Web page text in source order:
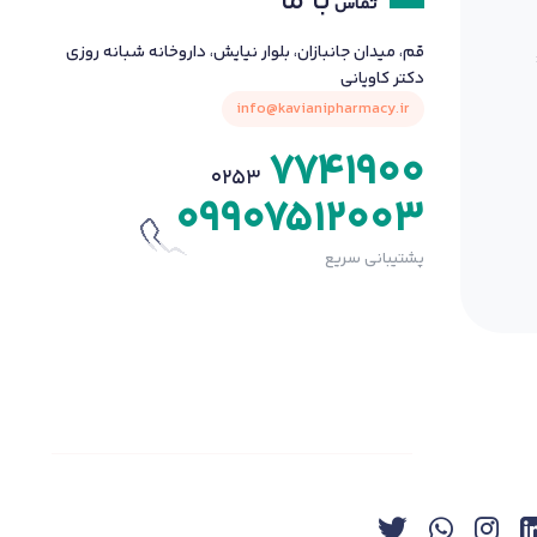
قم، میدان جانبازان، بلوار نیایش، داروخانه شبانه روزی
دکتر کاویانی
info@kavianipharmacy.ir
0253 7741900
09907512003
پشتیبانی سریع